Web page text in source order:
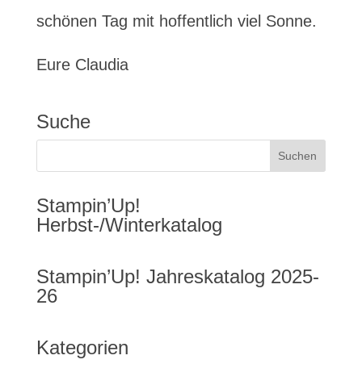
schönen Tag mit hoffentlich viel Sonne.
Eure Claudia
Suche
Stampin’Up!
Herbst-/Winterkatalog
Stampin’Up! Jahreskatalog 2025-
26
Kategorien